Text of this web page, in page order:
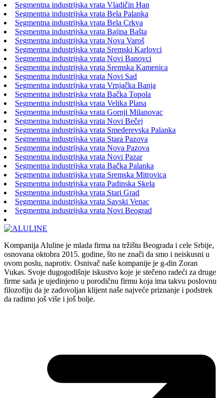
Segmentna industrijska vrata Vladičin Han
Segmentna industrijska vrata Bela Palanka
Segmentna industrijska vrata Bela Crkva
Segmentna industrijska vrata Bajina Bašta
Segmentna industrijska vrata Nova Varoš
Segmentna industrijska vrata Sremski Karlovci
Segmentna industrijska vrata Novi Banovci
Segmentna industrijska vrata Sremska Kamenica
Segmentna industrijska vrata Novi Sad
Segmentna industrijska vrata Vrnjačka Banja
Segmentna industrijska vrata Bačka Topola
Segmentna industrijska vrata Velika Plana
Segmentna industrijska vrata Gornji Milanovac
Segmentna industrijska vrata Novi Bečej
Segmentna industrijska vrata Smederevska Palanka
Segmentna industrijska vrata Stara Pazova
Segmentna industrijska vrata Nova Pazova
Segmentna industrijska vrata Novi Pazar
Segmentna industrijska vrata Bačka Palanka
Segmentna industrijska vrata Sremska Mitrovica
Segmentna industrijska vrata Padinska Skela
Segmentna industrijska vrata Stari Grad
Segmentna industrijska vrata Savski Venac
Segmentna industrijska vrata Novi Beograd
Kompanija Aluline je mlada firma na tržištu Beograda i cele Srbije,
osnovana oktobra 2015. godine, što ne znači da smo i neiskusni u
ovom poslu, naprotiv. Osnivač naše kompanije je g-din Zoran
Vukas. Svoje dugogodišnje iskustvo koje je stečeno radeći za druge
firme sada je ujedinjeno u porodičnu firmu koja ima takvu poslovnu
filozofiju da je zadovoljan klijent naše najveće priznanje i podstrek
da radimo još više i još bolje.